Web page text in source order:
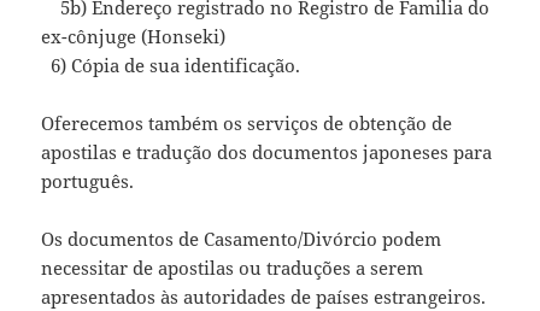
5b) Endereço registrado no Registro de Familia do
ex-cônjuge (Honseki)
6) Cópia de sua identificação.
Oferecemos também os serviços de obtenção de
apostilas e tradução dos documentos japoneses para
português.
Os documentos de Casamento/Divórcio podem
necessitar de apostilas ou traduções a serem
apresentados às autoridades de países estrangeiros.